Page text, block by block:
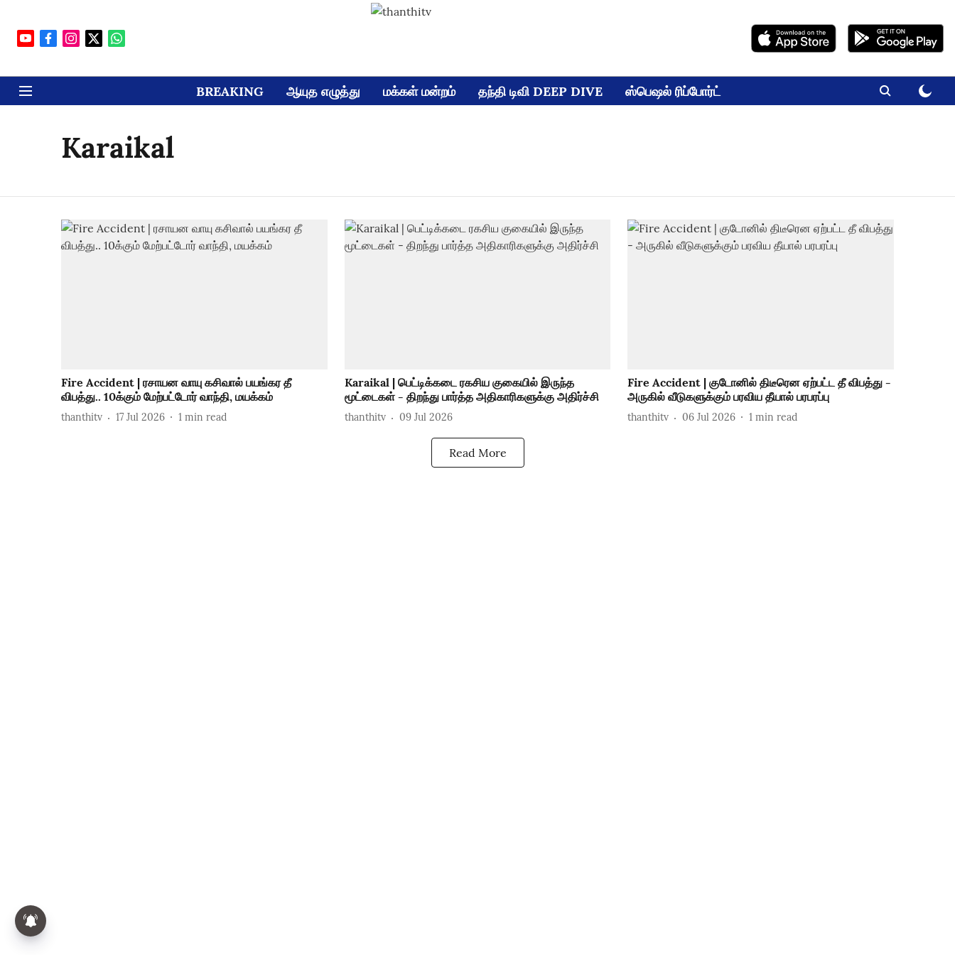
BREAKING ஆயுத எழுத்து மக்கள் மன்றம் தந்தி டிவி DEEP DIVE ஸ்பெஷல் ரிப்போர்ட்
Karaikal
Fire Accident | ரசாயன வாயு கசிவால் பயங்கர தீ
விபத்து.. 10க்கும் மேற்பட்டோர் வாந்தி, மயக்கம்
thanthitv 17 Jul 2026 1 min read
Karaikal | பெட்டிக்கடை ரகசிய குகையில் இருந்த
மூட்டைகள் - திறந்து பார்த்த அதிகாரிகளுக்கு அதிர்ச்சி
thanthitv 09 Jul 2026
Fire Accident | குடோனில் திடீரென ஏற்பட்ட தீ விபத்து -
அருகில் வீடுகளுக்கும் பரவிய தீயால் பரபரப்பு
thanthitv 06 Jul 2026 1 min read
Read More